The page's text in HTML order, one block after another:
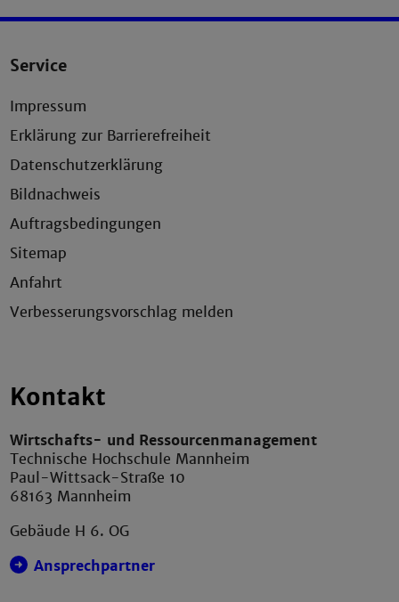
Service
Impressum
Erklärung zur Barrierefreiheit
Datenschutzerklärung
Bildnachweis
Auftragsbedingungen
Sitemap
Anfahrt
Verbesserungsvorschlag melden
Kontakt
Wirtschafts- und Ressourcenmanagement
Technische Hochschule Mannheim
Paul-Wittsack-Straße 10
68163 Mannheim
Gebäude H 6. OG
Ansprechpartner